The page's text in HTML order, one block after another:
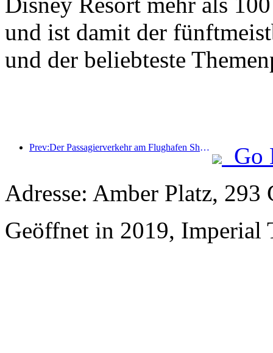
und ist damit der
und der beliebteste
Prev:Der Passagierverkehr am Flughafen Shenzhen hat in diesem Jahr die Marke von 3 Millionen überschritten und damit einen neuen Rekord für den gleichen Zeitraum aufgestellt.
Go
Adresse: Amber Platz, 293
Geöffnet in 2019, Imperial